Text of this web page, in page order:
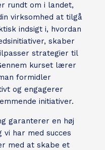
rundt om i landet,
virksomhed at tilgå
indsigt i, hvordan
skaber
strategier til
kurset lærer
formidler
og engagerer
initiativer.
garanterer en høj
vi har med succes
med at skabe et